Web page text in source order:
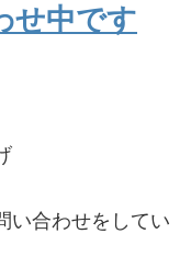
せ中です
い合わせをしてい